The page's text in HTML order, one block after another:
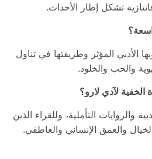
تشكل إطار الأحداث.
الأدبي المؤثر وطريقتها في تناول
والحب والخلود.
الخفية لآدي لارو؟
والروايات التأملية، وللقراء الذين
والعمق الإنساني والعاطفي.